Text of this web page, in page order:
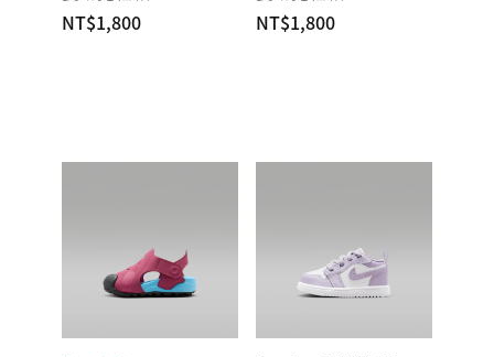
NT$1,800
NT$1,800